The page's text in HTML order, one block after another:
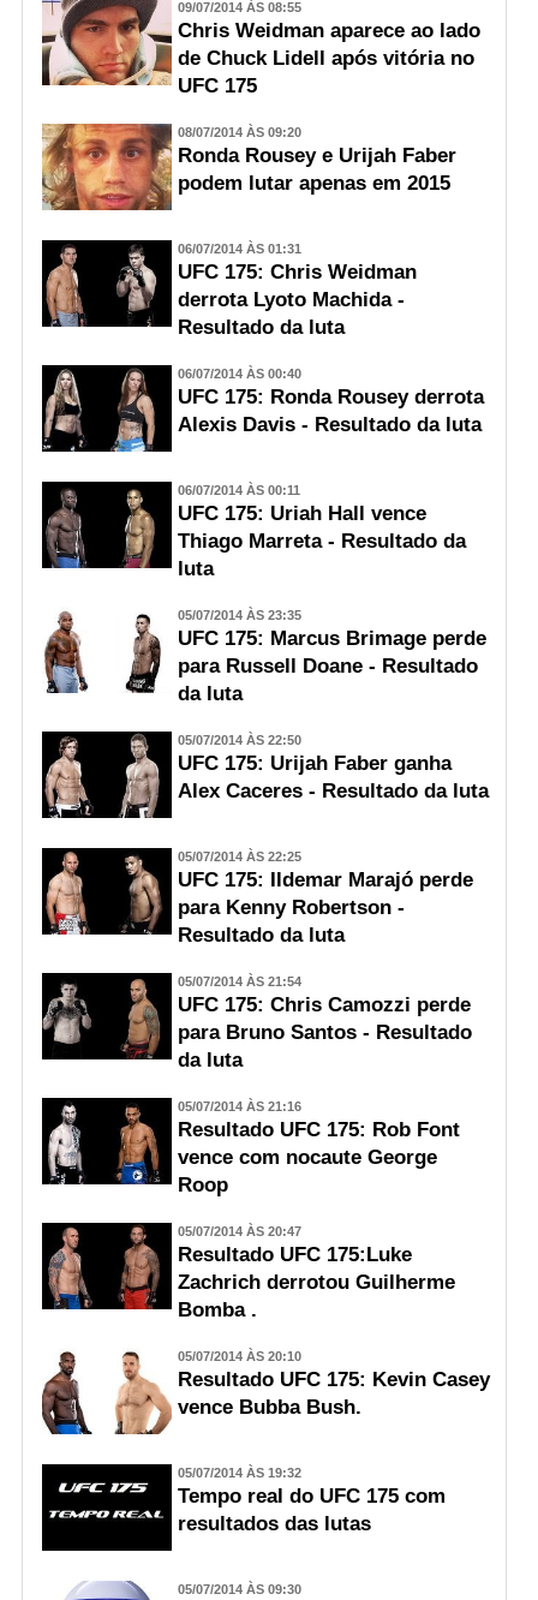
09/07/2014 ÀS 08:55
Chris Weidman aparece ao lado
de Chuck Lidell após vitória no
UFC 175
08/07/2014 ÀS 09:20
Ronda Rousey e Urijah Faber
podem lutar apenas em 2015
06/07/2014 ÀS 01:31
UFC 175: Chris Weidman
derrota Lyoto Machida -
Resultado da luta
06/07/2014 ÀS 00:40
UFC 175: Ronda Rousey derrota
Alexis Davis - Resultado da luta
06/07/2014 ÀS 00:11
UFC 175: Uriah Hall vence
Thiago Marreta - Resultado da
luta
05/07/2014 ÀS 23:35
UFC 175: Marcus Brimage perde
para Russell Doane - Resultado
da luta
05/07/2014 ÀS 22:50
UFC 175: Urijah Faber ganha
Alex Caceres - Resultado da luta
05/07/2014 ÀS 22:25
UFC 175: Ildemar Marajó perde
para Kenny Robertson -
Resultado da luta
05/07/2014 ÀS 21:54
UFC 175: Chris Camozzi perde
para Bruno Santos - Resultado
da luta
05/07/2014 ÀS 21:16
Resultado UFC 175: Rob Font
vence com nocaute George
Roop
05/07/2014 ÀS 20:47
Resultado UFC 175:Luke
Zachrich derrotou Guilherme
Bomba .
05/07/2014 ÀS 20:10
Resultado UFC 175: Kevin Casey
vence Bubba Bush.
05/07/2014 ÀS 19:32
Tempo real do UFC 175 com
resultados das lutas
05/07/2014 ÀS 09:30